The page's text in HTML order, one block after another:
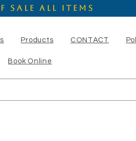
SALE ALL ITEMS
Products CONTACT
Book Online